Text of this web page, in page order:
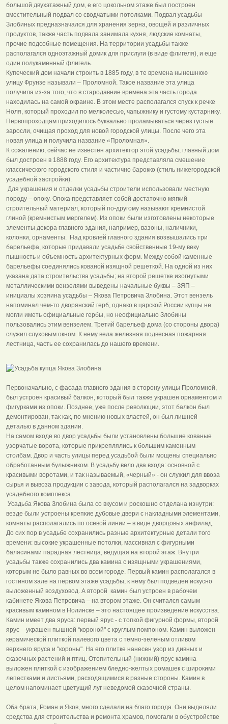
большой двухэтажный дом, е его цокольном этаже был построен
вместительный подвал со сводчатыми потолками. Подвал усадьбы
Злобиных предназначался для хранения зерна, овощей и различных
продуктов, также часть подвала занимала кухня, людские комнаты,
прочие подсобные помещения. На территории усадьбы также
располагался одноэтажный домик для прислуги (в виде флигеля), и еще
один полукаменный флигель.
Купеческий дом начали строить в 1885 году, в те времена нынешнюю
улицу Фрунзе называли – Проломной. Такое название эта улица
получила из-за того, что в стародавние времена эта часть города
находилась на самой окраине. В этом месте располагался спуск к речке
Ноля, который проходил по мелколесью, чапыжнику и густому кустарнику.
Первопроходцам приходилось буквально проламываться через густые
заросли, очищая проход для новой городской улицы. После чего эта
новая улица и получила название «Проломная».
К сожалению, сейчас не известен архитектор этой усадьбы, главный дом
был достроен в 1888 году. Его архитектура представляла смешение
классического городского стиля и частично барокко (стиль нижегородской
усадебной застройки).
Для украшения и отделки усадьбы строители использовали местную
породу – опоку. Опока представляет собой достаточно мягкий
строительный материал, который по-другому называют кремнистой
глиной (кремнистым мергелем). Из опоки были изготовлены некоторые
элементы декора главного здания, например, вазоны, наличники,
колонки, орнаменты. Над кровлей главного здания возвышались три
барельефа, которые придавали усадьбе свойственные 19-му веку
пышность и объемность архитектурных форм. Между собой каменные
барельефы соединялись кованой изящной решеткой. На одной из них
указана дата строительства усадьбы; на второй решетке изогнутыми
металлическими вензелями выведены начальные буквы – ЗЯП –
инициалы хозяина усадьбы – Якова Петровича Злобина. Этот вензель
напоминал чем-то дворянский герб, однако в царской России купцы не
могли иметь официальные гербы, но неофициально Злобины
пользовались этим вензелем. Третий барельеф дома (со стороны двора)
служил слуховым окном. К нему вела железная подвесная пожарная
лестница, часть ее сохранилась до нашего времени.
Первоначально, с фасада главного здания в сторону улицы Проломной,
был устроен красивый балкон, который был также украшен орнаментом и
фигурками из опоки. Позднее, уже после революции, этот балкон был
демонтирован, так как, по мнению новых властей, он был лишней
деталью в данном здании.
На самом входе во двор усадьбы были установлены большие кованые
узорчатые ворота, которые прикреплялись к большим каменным
столбам. Двор и часть улицы перед усадьбой были мощены специально
обработанным булыжником. В усадьбу вело два входа: основной с
красивыми воротами, и так называемый, «черный» - он служил для ввоза
сырья и вывоза продукции с завода, который располагался на задворках
усадебного комплекса.
Усадьба Якова Злобина была со вкусом и роскошно отделана изнутри:
везде были устроены крепкие дубовые двери с накладными элементами,
комнаты располагались по осевой линии – в виде дворцовых анфилад.
До сих пор в усадьбе сохранились разные архитектурные детали того
времени: высокие украшенные потолки, массивная с фигурными
балясинами парадная лестница, ведущая на второй этаж. Внутри
усадьбы также сохранились два камина с изящными украшениями,
которым не было равных во всем городе. Первый камин располагался в
гостином зале на первом этаже усадьбы, к нему был подведен искусно
выложенный воздуховод. А второй камин был устроен в рабочем
кабинете Якова Петровича – на втором этаже. Он считался самым
красивым камином в Нолинске – это настоящее произведение искусства.
Камин имеет два яруса: первый ярус - с топкой фигурной формы, второй
ярус - украшен пышной “короной" с круглым помпоном. Камин выложен
керамической плиткой палевого цвета с темно-зеленым отливом
верхнего яруса и "короны". На его плитке нанесен узор из дивных и
сказочных растений и птиц. Отопительный (нижний) ярус камина
выложен плиткой с изображением бледно-желтых ромашек с широкими
лепестками и листьями, расходящимися в разные стороны. Камин в
целом напоминает цветущий луг неведомой сказочной страны.
Оба брата, Роман и Яков, много сделали на благо города. Они выделяли
средства для строительства и ремонта храмов, помогали в обустройстве